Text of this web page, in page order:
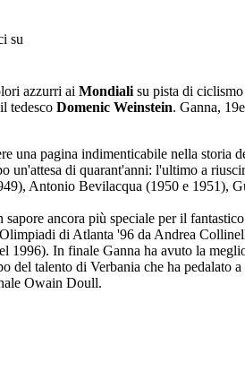
su
azzurri ai Mondiali su pista di
tedesco Domenic Weinstein. Ganna,
una pagina indimenticabile nella
un'attesa di quarant'anni: l'ultimo a
Antonio Bevilacqua (1950 e 1951),
ancora più speciale per il
di Atlanta '96 da Andrea
1996). In finale Ganna ha avuto la
del talento di Verbania che ha
Owain Doull.